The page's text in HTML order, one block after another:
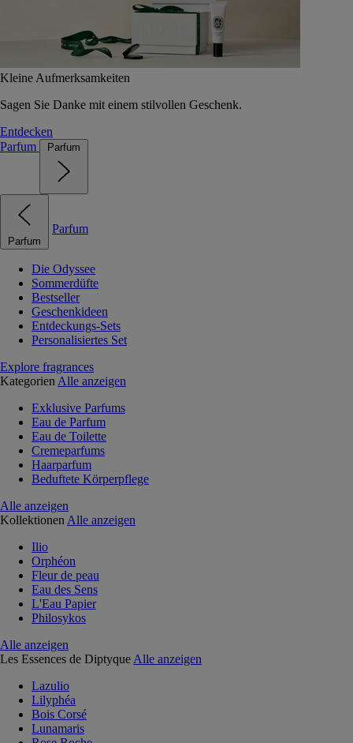
Kleine Aufmerksamkeiten
Sagen Sie Danke mit einem stilvollen Geschenk.
Entdecken
Parfum
Parfum
Parfum
Parfum
Die Odyssee
Sommerdüfte
Bestseller
Geschenkideen
Entdeckungs-Sets
Personalisiertes Set
Explore fragrances
Kategorien Alle anzeigen
Exklusive Parfums
Eau de Parfum
Eau de Toilette
Cremeparfums
Haarparfum
Beduftete Körperpflege
Alle anzeigen
Kollektionen Alle anzeigen
Ilio
Orphéon
Fleur de peau
Eau des Sens
L'Eau Papier
Philosykos
Alle anzeigen
Les Essences de Diptyque Alle anzeigen
Lazulio
Lilyphéa
Bois Corsé
Lunamaris